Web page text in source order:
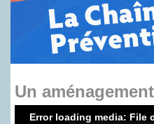
Un
Error loading media: File